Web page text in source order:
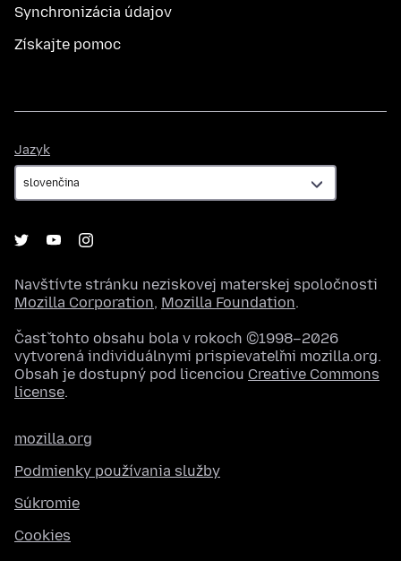
Synchronizácia údajov
Získajte pomoc
Jazyk
Navštívte stránku neziskovej materskej spoločnosti
Mozilla Corporation, Mozilla Foundation.
Časť tohto obsahu bola v rokoch ©1998–2026
vytvorená individuálnymi prispievateľmi mozilla.org.
Obsah je dostupný pod licenciou Creative Commons
license.
mozilla.org
Podmienky používania služby
Súkromie
Cookies